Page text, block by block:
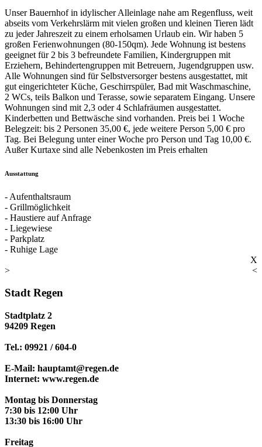
Unser Bauernhof in idylischer Alleinlage nahe am Regenfluss, weit
abseits vom Verkehrslärm mit vielen großen und kleinen Tieren lädt
zu jeder Jahreszeit zu einem erholsamen Urlaub ein. Wir haben 5
großen Ferienwohnungen (80-150qm). Jede Wohnung ist bestens
geeignet für 2 bis 3 befreundete Familien, Kindergruppen mit
Erziehern, Behindertengruppen mit Betreuern, Jugendgruppen usw.
Alle Wohnungen sind für Selbstversorger bestens ausgestattet, mit
gut eingerichteter Küche, Geschirrspüler, Bad mit Waschmaschine,
2 WCs, teils Balkon und Terasse, sowie separatem Eingang. Unsere
Wohnungen sind mit 2,3 oder 4 Schlafräumen ausgestattet.
Kinderbetten und Bettwäsche sind vorhanden. Preis bei 1 Woche
Belegzeit: bis 2 Personen 35,00 €, jede weitere Person 5,00 € pro
Tag. Bei Belegung unter einer Woche pro Person und Tag 10,00 €.
Außer Kurtaxe sind alle Nebenkosten im Preis erhalten
Ausstattung
- Aufenthaltsraum
- Grillmöglichkeit
- Haustiere auf Anfrage
- Liegewiese
- Parkplatz
- Ruhige Lage
X
<
>
Stadt Regen
Stadtplatz 2
94209 Regen
Tel.: 09921 / 604-0
E-Mail: hauptamt@regen.de
Internet: www.regen.de
Montag bis Donnerstag
7:30 bis 12:00 Uhr
13:30 bis 16:00 Uhr
Freitag